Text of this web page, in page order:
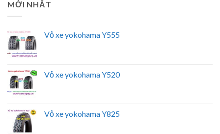
MỚI NHẤT
Vỏ xe yokohama Y555
Vỏ xe yokohama Y520
Vỏ xe yokohama Y825